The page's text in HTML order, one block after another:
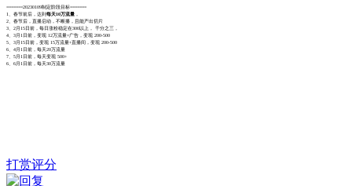
=======20230109制定阶段目标=======
1、春节前后，达到每天10万流量
2、春节后，直播启动，不断播，且能产出切片
3、2月15日前，每日涨粉稳定在300以上， 千分之三，
4、3月1日前，变现 12万流量+广告，变现 200-500
5、3月15日前，变现 15万流量+直播间，变现 200-500
6、4月1日前，每天20万流量
7、5月1日前，每天变现 500+
6、6月1日前，每天30万流量
打赏评分